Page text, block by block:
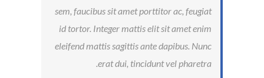
sem, faucibus sit amet porttitor ac, feugiat
id tortor. Integer mattis elit sit amet enim
eleifend mattis sagittis ante dapibus. Nunc
erat dui, tincidunt vel pharetra.